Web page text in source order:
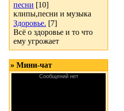
песни [10]
клипы,песни и музыка
Здоровье. [7]
Всё о здоровье и то что
ему угрожает
» Мини-чат